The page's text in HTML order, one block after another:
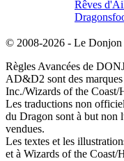
Rêves
© 2008-2026 - Le Donjon
Règles Avancées de
AD&D2 sont des marques
Inc./Wizards of the Coast/
Les traductions non
du Dragon sont à but non
vendues.
Les textes et les
et à Wizards of the Coast/